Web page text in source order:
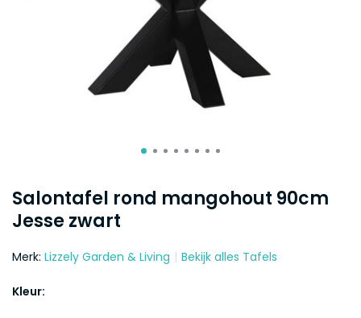
Salontafel rond mangohout 90cm
Jesse zwart
Merk: Lizzely Garden & Living Bekijk alles Tafels
Kleur: